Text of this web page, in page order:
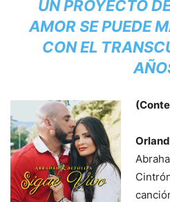
UN PROYECTO
AMOR SE PUEDE
CON EL